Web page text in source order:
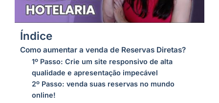
Índice
Como aumentar a venda de Reservas Diretas?
1º Passo: Crie um site responsivo de alta
qualidade e apresentação impecável
2º Passo: venda suas reservas no mundo
online!